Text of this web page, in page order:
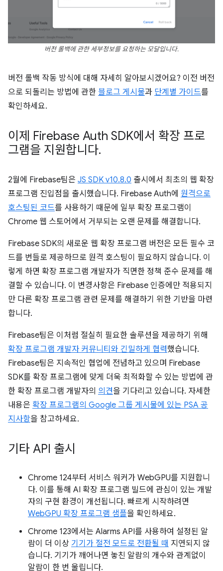
버전 롤백에 관한 세부정보를 요청하는 모달입니다.
버전 롤백 작동 방식에 대해 자세히 알아보시겠어요? 이전 버전
으로 되돌리는 방법에 관한 블로그 게시물과 단계별 가이드를
확인하세요.
이제 Firebase Auth SDK에서 확장 프로
그램을 지원합니다.
2월에 Firebase팀은 JS SDK v10.8.0 출시에서 최초의 웹 확장
프로그램 진입점을 출시했습니다. Firebase Auth에 원격으로
호스팅된 코드를 사용하기 때문에 일부 확장 프로그램이
Chrome 웹 스토어에서 거부되는 오랜 문제를 해결합니다.
Firebase SDK의 새로운 웹 확장 프로그램 버전은 모든 필수 코
드를 번들로 제공하므로 원격 호스팅이 필요하지 않습니다. 이
렇게 하면 확장 프로그램 개발자가 직면한 정책 준수 문제를 해
결할 수 있습니다. 이 변경사항은 Firebase 인증에만 적용되지
만 다른 확장 프로그램 관련 문제를 해결하기 위한 기반을 마련
합니다.
Firebase팀은 이처럼 절실히 필요한 솔루션을 제공하기 위해
확장 프로그램 개발자 커뮤니티와 긴밀하게 협력했습니다.
Firebase팀은 지속적인 협업에 전념하고 있으며 Firebase
SDK를 확장 프로그램에 맞게 더욱 최적화할 수 있는 방법에 관
한 확장 프로그램 개발자의 의견을 기다리고 있습니다. 자세한
내용은 확장 프로그램의 Google 그룹 게시물에 있는 PSA 공
지사항을 참고하세요.
기타 API 출시
Chrome 124부터 서비스 워커가 WebGPU를 지원합니
다. 이를 통해 AI 확장 프로그램 빌드에 관심이 있는 개발
자의 구현 환경이 개선됩니다. 빠르게 시작하려면
WebGPU 확장 프로그램 샘플을 확인하세요.
Chrome 123에서는 Alarms API를 사용하여 설정된 알
람이 더 이상 기기가 절전 모드로 전환될 때 지연되지 않
습니다. 기기가 깨어나면 놓친 알람의 개수와 관계없이
알람이 한 번 울립니다.